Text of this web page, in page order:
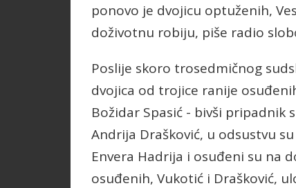
ponovo je dvojicu optuženih,
doživotnu robiju, piše radio
Poslije skoro trosedmičnog
dvojica od trojice ranije
Božidar Spasić - bivši pripadnik
Andrija Drašković, u odsustvu
Envera Hadrija i osuđeni su na
osuđenih, Vukotić i Drašković,